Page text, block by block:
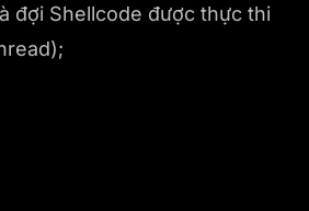
đợi Shellcode được thực thi